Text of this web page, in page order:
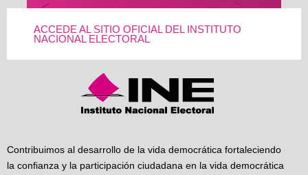
ACCEDE AL SITIO OFICIAL DEL INSTITUTO
NACIONAL ELECTORAL
Contribuimos al desarrollo de la vida democrática fortaleciendo
la confianza y la participación ciudadana en la vida democrática